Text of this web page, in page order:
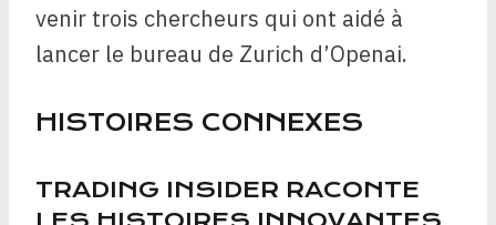
venir trois chercheurs qui ont aidé à
lancer le bureau de Zurich d’Openai.
HISTOIRES CONNEXES
TRADING INSIDER RACONTE